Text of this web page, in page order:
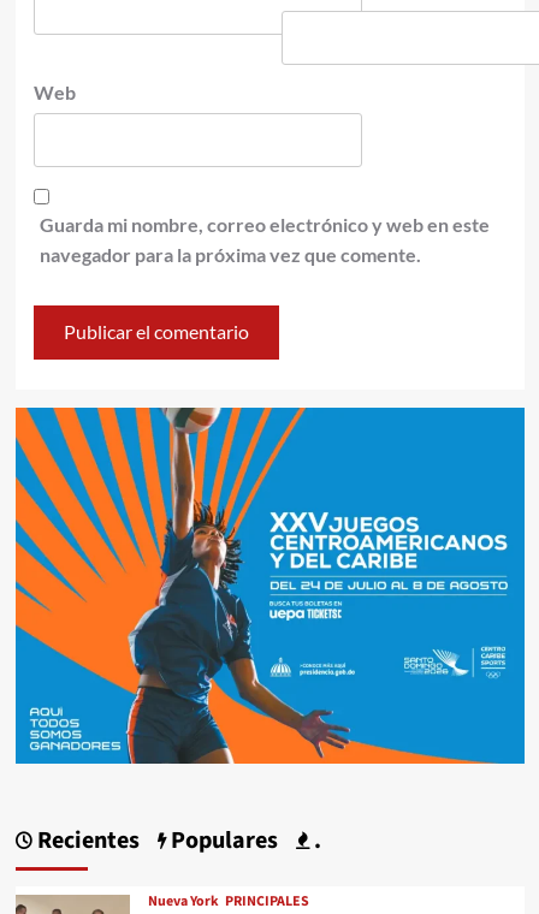
Web
Guarda mi nombre, correo electrónico y web en este
navegador para la próxima vez que comente.
Recientes Populares .
Nueva York PRINCIPALES